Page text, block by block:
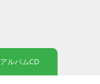
アルバムCD